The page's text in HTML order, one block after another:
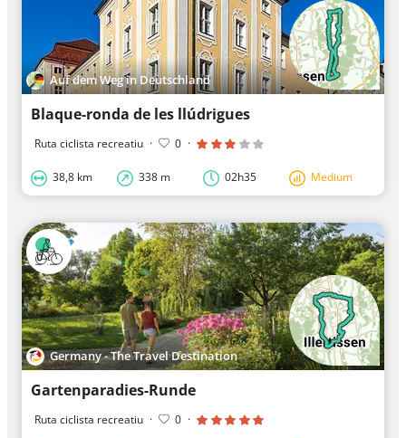
Auf dem Weg in Deutschland
Blaque-ronda de les llúdrigues
Ruta ciclista recreatiu · 0 ·
38,8 km 338 m 02h35 Medium
Germany - The Travel Destination
Gartenparadies-Runde
Ruta ciclista recreatiu · 0 ·